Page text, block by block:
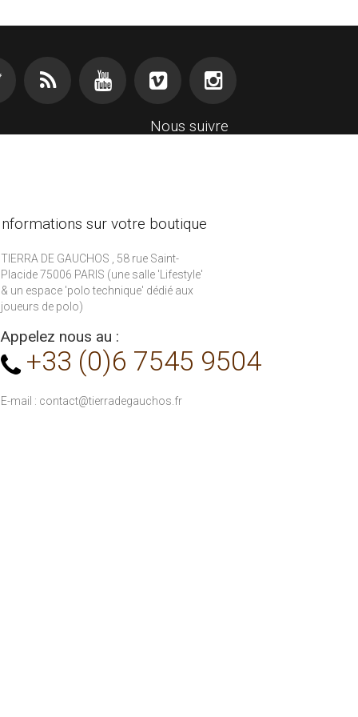
Nous suivre
sur votre boutique
TIERRA DE GAUCHOS , 58 rue Saint-
Placide 75006 PARIS (une salle 'Lifestyle'
& un espace 'polo technique' dédié aux
joueurs de polo)
Appelez nous au :
+33 (0)6 7545 9504
E-mail : contact@tierradegauchos.fr